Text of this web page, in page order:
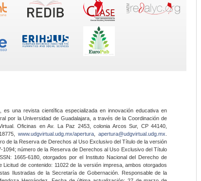
una revista científica especializada en innovación educativa en
por la Universidad de Guadalajara, a través de la Coordinación de
Oficinas en Av. La Paz 2453, colonia Arcos Sur, CP 44140,
www.udgvirtual.udg.mx/apertura apertura@udgvirtual.udg.mx
de la Reserva de Derechos al Uso Exclusivo del Título de la versión
número de la Reserva de Derechos al Uso Exclusivo del Título
1665-6180, otorgados por el Instituto Nacional del Derecho de
de contenido: 11022 de la versión impresa, ambos otorgados
Ilustradas de la Secretaría de Gobernación. Responsable de la